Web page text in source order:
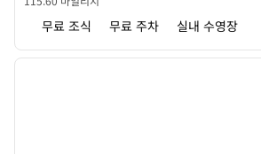
무료 조식 무료 주차 실내 수영장
1/12
이전 이미지